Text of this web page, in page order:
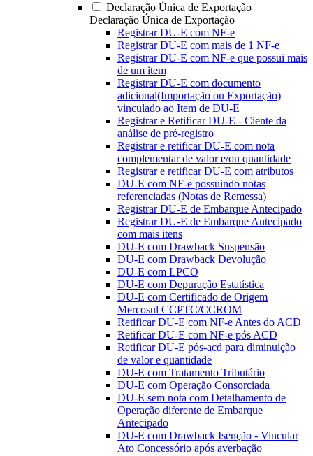
Declaração Única de Exportação
Declaração Única de Exportação
Registrar DU-E com NF-e
Registrar DU-E com mais de 1 NF-e
Registrar DU-E com NF-e que possui mais
de um item
Registrar DU-E com documento
adicional(Importação ou Exportação)
vinculado ao Item de DU-E
Registrar e Retificar DU-E - Ciente da
análise de pré-registro
Registrar e retificar DU-E com nota
complementar de valor e/ou quantidade
Registrar e retificar DU-E com atributos
DU-E com NF-e possuindo notas
referenciadas (Notas de Remessa)
Registrar DU-E de Embarque Antecipado
Registrar DU-E de Embarque Antecipado
com mais itens
DU-E com Drawback Suspensão
DU-E com Drawback Devolução
DU-E com LPCO
DU-E com Depuração Estatística
DU-E com Certificado de Origem
Mercosul CCPTC/CCROM
Retificar DU-E com NF-e Antes do ACD
Retificar DU-E com NF-e pós ACD
Retificar DU-E pós-acd para diminuição
de valor e quantidade
DU-E com Tratamento Tributário
DU-E com Operação Consorciada
DU-E sem nota com Detalhamento de
Operação diferente de Embarque
Antecipado
DU-E com Drawback Isenção - Vincular
Ato Concessório após averbação